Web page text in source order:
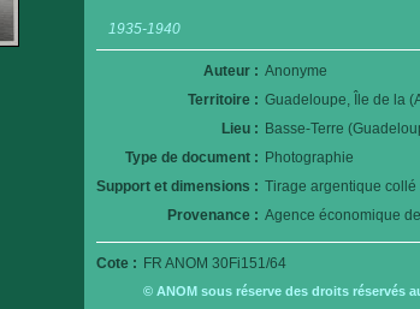
1935-1940
Auteur : Anonyme
Territoire : Guadeloupe, Île de la
Lieu : Basse-Terre
Type de document : Photographie
Support et dimensions : Tirage argentique collé
Provenance : Agence économique
Cote : FR ANOM 30Fi151/64
© ANOM sous réserve des droits réservés